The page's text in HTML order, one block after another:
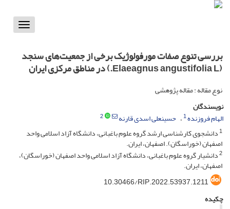
Toggle
بررسی تنوع صفات مورفولوژیک برخی از جمعیت‌های سنجد
(Elaeagnus angustifolia L.) در مناطق مرکزی ایران
نوع مقاله : مقاله پژوهشی
نویسندگان
الهام فروزنده1 حسینعلی اسدی قارنه
2
1دانشجوی کارشناسی ارشد گروه علوم باغبانی، دانشگاه آزاد اسلامی واحد
اصفهان (خوراسگان). اصفهان، ایران.
2دانشیار گروه علوم باغبانی، دانشگاه آزاد اسلامی واحد اصفهان (خوراسگان)،
اصفهان، ایران.
10.30466/RIP.2022.53937.1211
چکیده